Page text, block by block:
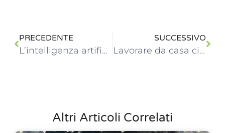
PRECEDENTE
L’intelligenza artificiale: il tuo nuovo alleato nel lavoro quotidiano
SUCCESSIVO
Lavorare da casa ci fa bene? Uno studio dice il contrario (e c’è una via di mezzo)
Altri Articoli Correlati